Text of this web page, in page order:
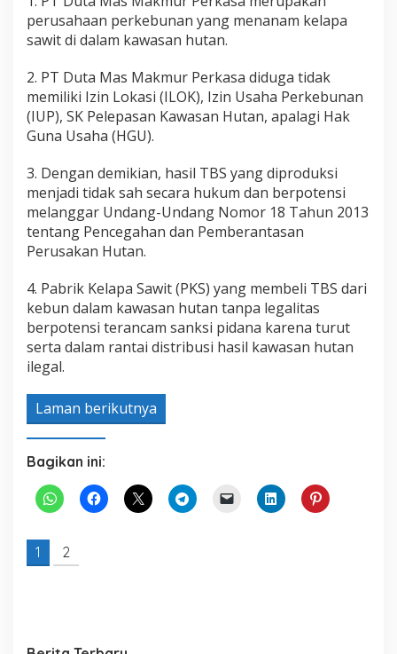
perusahaan perkebunan yang menanam kelapa
sawit di dalam kawasan hutan.
2. PT Duta Mas Makmur Perkasa diduga tidak
memiliki Izin Lokasi (ILOK), Izin Usaha Perkebunan
(IUP), SK Pelepasan Kawasan Hutan, apalagi Hak
Guna Usaha (HGU).
3. Dengan demikian, hasil TBS yang diproduksi
menjadi tidak sah secara hukum dan berpotensi
melanggar Undang-Undang Nomor 18 Tahun 2013
tentang Pencegahan dan Pemberantasan
Perusakan Hutan.
4. Pabrik Kelapa Sawit (PKS) yang membeli TBS dari
kebun dalam kawasan hutan tanpa legalitas
berpotensi terancam sanksi pidana karena turut
serta dalam rantai distribusi hasil kawasan hutan
ilegal.
Laman berikutnya
Bagikan ini:
1 2